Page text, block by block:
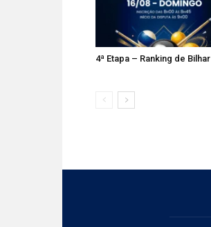
4ª Etapa – Ranking de Bilhar